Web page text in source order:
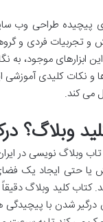
پیچیده طراحی وب
و تجربیات فردی و
این ابزارهای موجود،
کلیدی آموزشی
می کند.
وبلاگ؟
وبلاگ نویسی در
یا حتی ایجاد یک
کتاب کلید وبلاگ
درگیر شدن با